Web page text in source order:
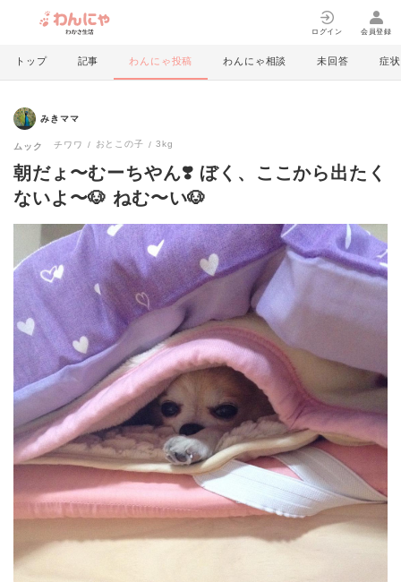
ログイン 会員登録
トップ 記事 わんにゃ投稿 わんにゃ相談 未回答 症状
みきママ
ムック チワワ おとこの子 3kg
朝だょ〜むーちやん❣️ ぼく、ここから出たく
ないよ〜🐶 ねむ〜い🐶